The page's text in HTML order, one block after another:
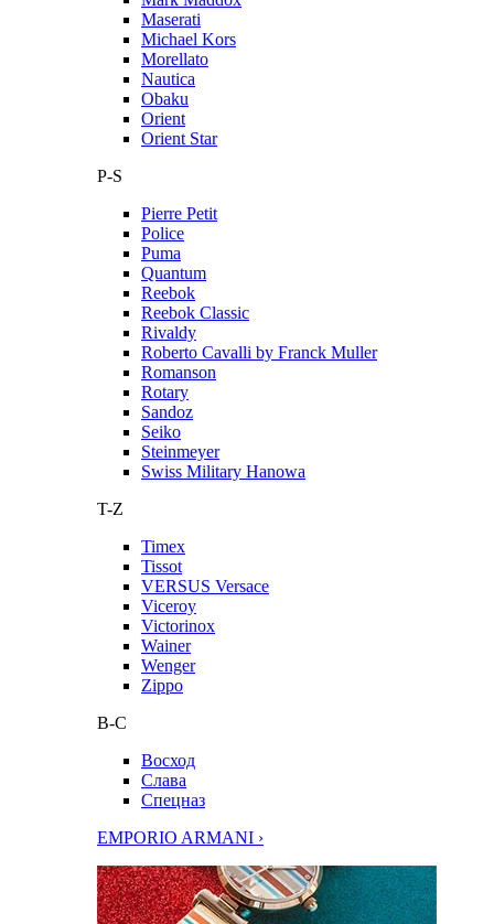
Maserati
Michael Kors
Morellato
Nautica
Obaku
Orient
Orient Star
P-S
Pierre Petit
Police
Puma
Quantum
Reebok
Reebok Classic
Rivaldy
Roberto Cavalli by Franck Muller
Romanson
Rotary
Sandoz
Seiko
Steinmeyer
Swiss Military Hanowa
T-Z
Timex
Tissot
VERSUS Versace
Viceroy
Victorinox
Wainer
Wenger
Zippo
В-С
Восход
Слава
Спецназ
EMPORIO ARMANI ›